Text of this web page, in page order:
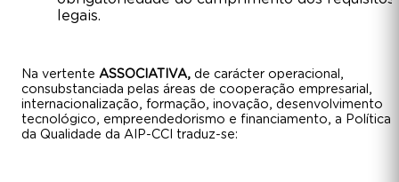
legais.
Na vertente ASSOCIATIVA, de carácter operacional,
consubstanciada pelas áreas de cooperação empresarial,
internacionalização, formação, inovação, desenvolvimento
tecnológico, empreendedorismo e financiamento, a Política
da Qualidade da AIP-CCI traduz-se: